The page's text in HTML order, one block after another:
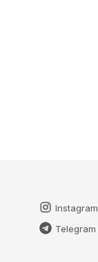
Instagram
Telegram